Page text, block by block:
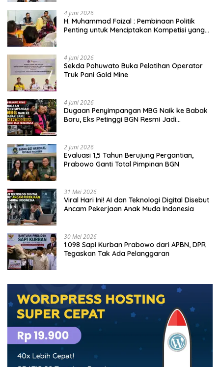
4 Juni 2026
H. Muhammad Faizal : Pembinaan Politik
Penting untuk Menciptakan Kompetisi yang
4 Juni 2026
Sekda Pohuwato Buka Pelatihan Operator
Truk Pani Gold Mine
4 Juni 2026
Dugaan Penyimpangan MBG Naik ke Babak
Baru, Eks Petinggi BGN Resmi Jadi
2 Juni 2026
Evaluasi 1,5 Tahun Berujung Pergantian,
Prabowo Ganti Total Pimpinan BGN
31 Mei 2026
Viral Hari Ini! AI dan Teknologi Digital Disebut
Ancam Pekerjaan Anak Muda Indonesia
30 Mei 2026
1.098 Sapi Kurban Prabowo dari APBN, DPR
Tegaskan Tak Ada Pelanggaran